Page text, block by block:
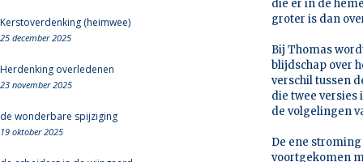
Kerstoverdenking (heimwee)
25 december 2025
Herdenking overledenen
23 november 2025
de wonderbare spijziging
19 oktober 2025
die er in de
groter is dan
Bij Thomas
blijdschap over
verschil tussen
die twee
de volgelingen
De ene
voortgekomen